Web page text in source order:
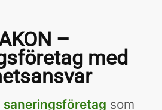
–
med
saneringsföretag som